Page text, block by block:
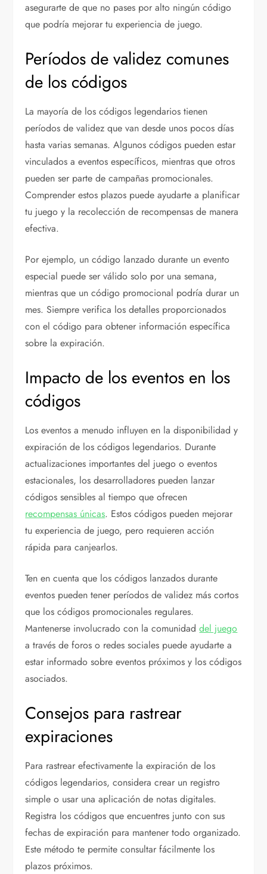
asegurarte de que no pases por alto ningún código
que podría mejorar tu experiencia de juego.
Períodos de validez comunes
de los códigos
La mayoría de los códigos legendarios tienen
períodos de validez que van desde unos pocos días
hasta varias semanas. Algunos códigos pueden estar
vinculados a eventos específicos, mientras que otros
pueden ser parte de campañas promocionales.
Comprender estos plazos puede ayudarte a planificar
tu juego y la recolección de recompensas de manera
efectiva.
Por ejemplo, un código lanzado durante un evento
especial puede ser válido solo por una semana,
mientras que un código promocional podría durar un
mes. Siempre verifica los detalles proporcionados
con el código para obtener información específica
sobre la expiración.
Impacto de los eventos en los
códigos
Los eventos a menudo influyen en la disponibilidad y
expiración de los códigos legendarios. Durante
actualizaciones importantes del juego o eventos
estacionales, los desarrolladores pueden lanzar
códigos sensibles al tiempo que ofrecen
recompensas únicas. Estos códigos pueden mejorar
tu experiencia de juego, pero requieren acción
rápida para canjearlos.
Ten en cuenta que los códigos lanzados durante
eventos pueden tener períodos de validez más cortos
que los códigos promocionales regulares.
Mantenerse involucrado con la comunidaddel juego
a través de foros o redes sociales puede ayudarte a
estar informado sobre eventos próximos y los códigos
asociados.
Consejos para rastrear
expiraciones
Para rastrear efectivamente la expiración de los
códigos legendarios, considera crear un registro
simple o usar una aplicación de notas digitales.
Registra los códigos que encuentres junto con sus
fechas de expiración para mantener todo organizado.
Este método te permite consultar fácilmente los
plazos próximos.